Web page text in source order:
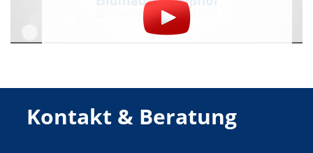
Kontakt & Beratung